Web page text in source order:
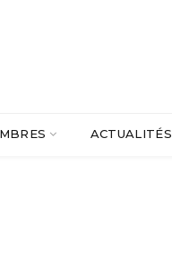
ACTUALITÉS